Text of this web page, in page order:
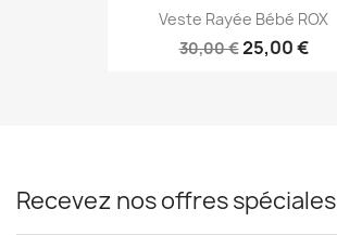
Veste Rayée Bébé ROX
30,00 €25,00 €
Recevez nos offres spéciales